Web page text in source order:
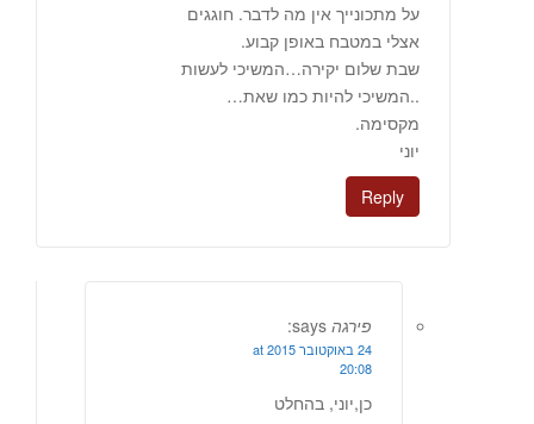
על מתכונייך אין מה לדבר. חוגגים
אצלי במטבח באופן קבוע.
שבת שלום יקירה…המשיכי לעשות
..המשיכי להיות כמו שאת…
מקסימה.
יוני
Reply
פירגה says:
24 באוקטובר 2015 at
20:08
כן,יוני, בהחלט